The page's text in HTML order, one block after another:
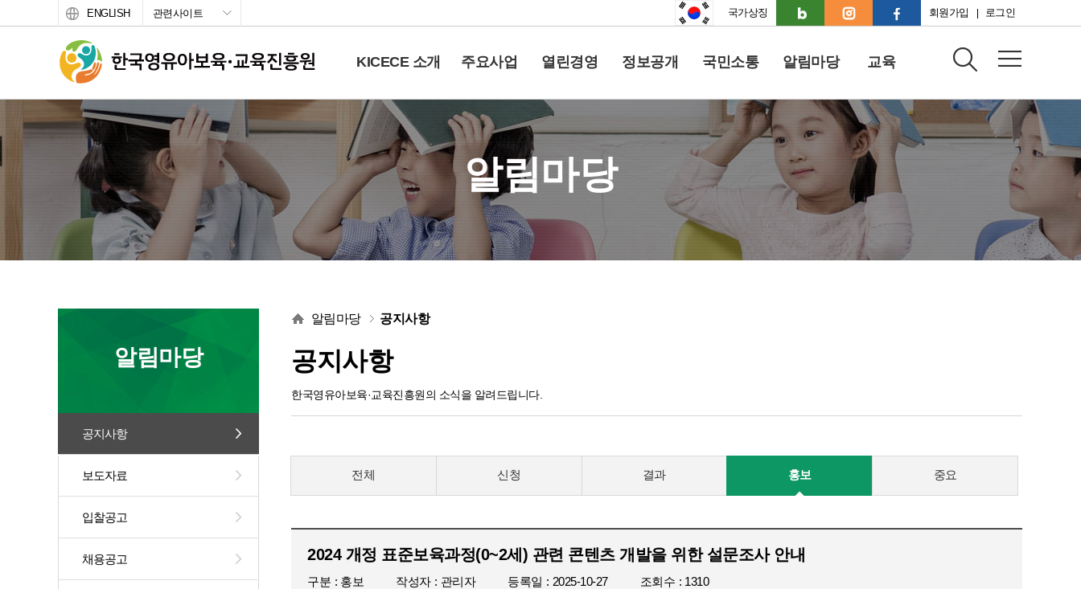
ENGLISH 관련사이트 국가상징 회원가입 로그인
KICECE 소개 주요사업 열린경영 정보공개 국민소통 알림마당 교육
알림마당
서브 메뉴
알림마당
공지사항
보도자료
입찰공고
채용공고
알림마당 공지사항
공지사항
한국영유아보육·교육진흥원의 소식을 알려드립니다.
전체 신청 결과 홍보 중요
2024 개정 표준보육과정(0~2세) 관련 콘텐츠 개발을 위한 설문조사 안내
구분 홍보 작성자 관리자 등록일 2025-10-27 조회수 1310